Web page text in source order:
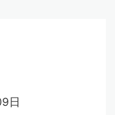
日